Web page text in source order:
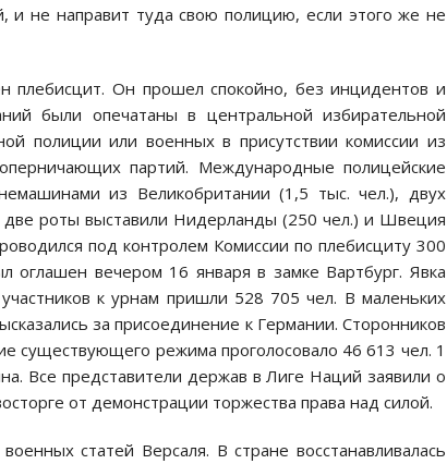
и не направит туда свою полицию, если этого же не
плебисцит. Он прошел спокойно, без инцидентов и
были опечатаны в центральной избирательной
полиции или военных в присутствии комиссии из
партий. Международные полицейские
из Великобритании (1,5 тыс. чел.), двух
две роты выставили Нидерланды (250 чел.) и Швеция
под контролем Комиссии по плебисциту 300
оглашен вечером 16 января в замке Вартбург. Явка
к урнам пришли 528 705 чел. В маленьких
за присоединение к Германии. Сторонников
существующего режима проголосовало 46 613 чел. 1
Все представители держав в Лиге Наций заявили о
от демонстрации торжества права над силой.
статей Версаля. В стране восстанавливалась